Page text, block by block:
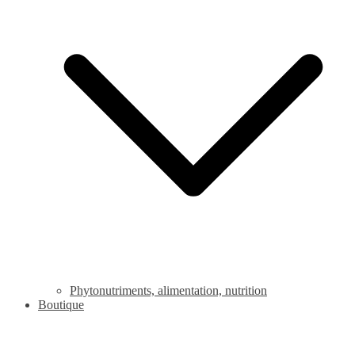
Phytonutriments, alimentation, nutrition
Boutique